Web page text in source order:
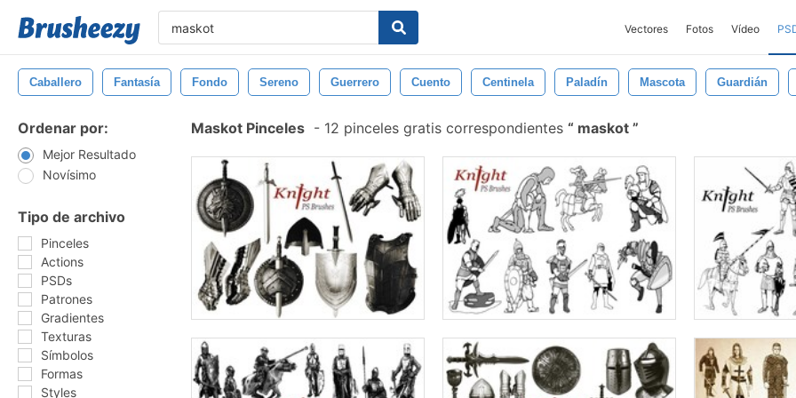
Vectores Fotos Vídeo
Caballero Fantasía Fondo Sereno Guerrero Cuento Centinela Paladín Mascota Guardián
Ordenar por:
Mejor Resultado
Novísimo
Tipo de archivo
Pinceles
Actions
PSDs
Patrones
Gradientes
Texturas
Símbolos
Formas
Styles
Maskot Pinceles - 12 pinceles gratis correspondientes maskot